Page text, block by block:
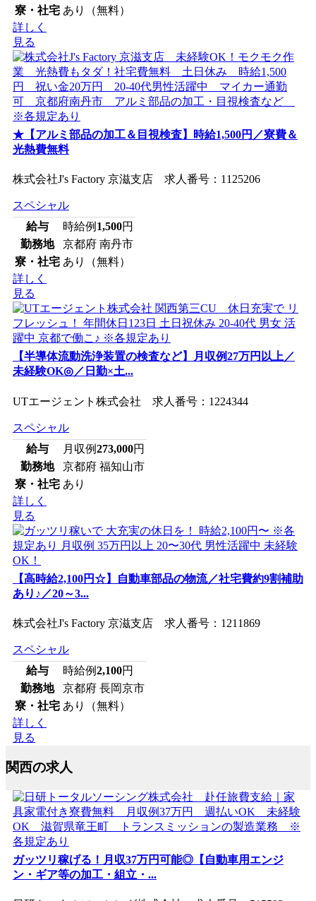
寮・社宅 あり（無料）
詳しく
見る
★【アルミ部品の加工＆目視検査】時給1,500円／寮費＆
光熱費無料
株式会社J's Factory 京滋支店 求人番号：1125206
スペシャル
給与
時給例 1,500円
勤務地
京都府 南丹市
寮・社宅 あり（無料）
詳しく
見る
【半導体流動洗浄装置の検査など】月収例27万円以上／
未経験OK◎／日勤×土...
UTエージェント株式会社 求人番号：1224344
スペシャル
給与
月収例273,000円
勤務地
京都府 福知山市
寮・社宅 あり
詳しく
見る
【高時給2,100円☆】自動車部品の物流／社宅費約9割補助
あり♪／20～3...
株式会社J's Factory 京滋支店 求人番号：1211869
スペシャル
給与
時給例2,100円
勤務地
京都府 長岡京市
寮・社宅 あり（無料）
詳しく
見る
関西の求人
ガッツリ稼げる！月収37万円可能◎【自動車用エンジ
ン・ギア等の加工・組立・...